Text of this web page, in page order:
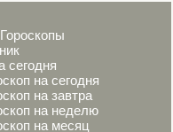
сегодня
на сегодня
на завтра
на неделю
на месяц